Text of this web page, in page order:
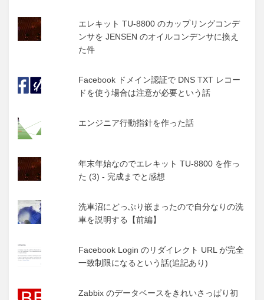
エレキット TU-8800 のカップリングコンデ
ンサを JENSEN のオイルコンデンサに換え
た件
Facebook ドメイン認証で DNS TXT レコー
ドを使う場合は注意が必要という話
エンジニア行動指針を作った話
年末年始なのでエレキット TU-8800 を作っ
た (3) - 完成までと感想
洗車沼にどっぷり嵌まったので自分なりの洗
車を説明する【前編】
Facebook Login のリダイレクト URL が完全
一致制限になるという話(追記あり)
Zabbix のデータベースをきれいさっぱり初